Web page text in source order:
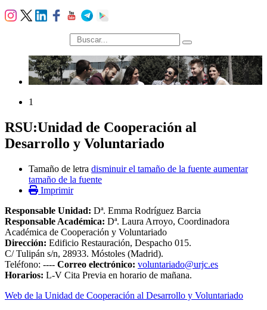
búsqueda
1
RSU:Unidad de Cooperación al
Desarrollo y Voluntariado
Tamaño de letra disminuir el tamaño de la fuente aumentar
tamaño de la fuente
Imprimir
Responsable Unidad: Dª. Emma Rodríguez Barcia
Responsable Académica: Dª. Laura Arroyo, Coordinadora
Académica de Cooperación y Voluntariado
Dirección: Edificio Restauración, Despacho 015.
C/ Tulipán s/n, 28933. Móstoles (Madrid).
Teléfono: ---- Correo electrónico: voluntariado@urjc.es
Horarios: L-V Cita Previa en horario de mañana.
Web de la Unidad de Cooperación al Desarrollo y Voluntariado